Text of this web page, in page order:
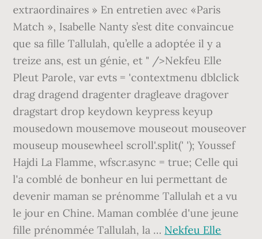
extraordinaires » En entretien avec «Paris
Match », Isabelle Nanty s’est dite convaincue
que sa fille Tallulah, qu’elle a adoptée il y a
treize ans, est un génie, et " />Nekfeu Elle
Pleut Parole, var evts = 'contextmenu dblclick
drag dragend dragenter dragleave dragover
dragstart drop keydown keypress keyup
mousedown mousemove mouseout mouseover
mouseup mousewheel scroll'.split(' '); Youssef
Hajdi La Flamme, wfscr.async = true; Celle qui
l'a comblé de bonheur en lui permettant de
devenir maman se prénomme Tallulah et a vu
le jour en Chine. Maman comblée d'une jeune
fille prénommée Tallulah, la … Nekfeu Elle